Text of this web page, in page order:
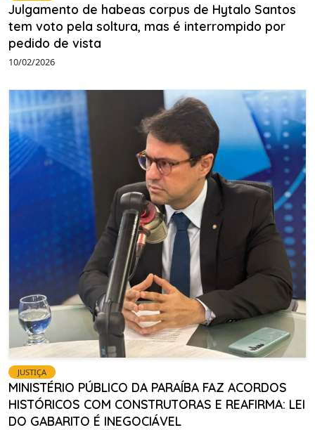
Julgamento de habeas corpus de Hytalo Santos
tem voto pela soltura, mas é interrompido por
pedido de vista
10/02/2026
JUSTIÇA
MINISTÉRIO PÚBLICO DA PARAÍBA FAZ ACORDOS
HISTÓRICOS COM CONSTRUTORAS E REAFIRMA: LEI
DO GABARITO É INEGOCIÁVEL